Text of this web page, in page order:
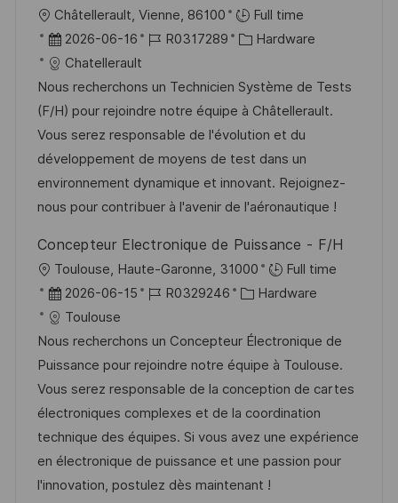
O
r
t
Châtellerault, Vienne, 86100
Full time
D
a
t
u
m
d
e
r
e
r
ö
f
f
e
n
t
l
i
c
2026-06-16
J
b
-
I
D
R0317289
K
t
e
g
o
r
i
Hardware
Chatellerault
Nous recherchons un Technicien Système de Tests
(F/H) pour rejoindre notre équipe à Châtellerault.
Vous serez responsable de l'évolution et du
développement de moyens de test dans un
environnement dynamique et innovant. Rejoignez-
nous pour contribuer à l'avenir de l'aéronautique !
Concepteur Electronique de Puissance - F/H
O
r
t
Toulouse, Haute-Garonne, 31000
Full time
D
a
t
u
m
d
e
r
V
2026-06-15
J
b
-
I
D
R0329246
K
t
e
g
o
r
i
e
Hardware
Toulouse
Nous recherchons un Concepteur Électronique de
Puissance pour rejoindre notre équipe à Toulouse.
Vous serez responsable de la conception de cartes
électroniques complexes et de la coordination
technique des équipes. Si vous avez une expérience
en électronique de puissance et une passion pour
l'innovation, postulez dès maintenant !